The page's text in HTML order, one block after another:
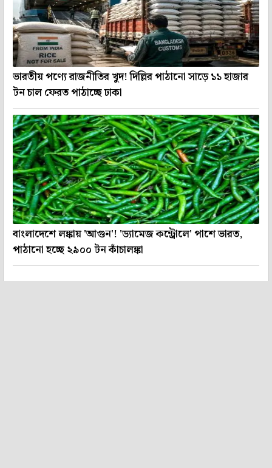
ভারতীয় পণ্যে রাজনীতির খুদ! দিল্লির পাঠানো সাড়ে ১১ হাজার
টন চাল ফেরত পাঠাচ্ছে ঢাকা
বাংলাদেশে লঙ্কায় 'আগুন'! 'ড্যামেজ কন্ট্রোলে' পাশে ভারত,
পাঠানো হচ্ছে ২৯০০ টন কাঁচালঙ্কা